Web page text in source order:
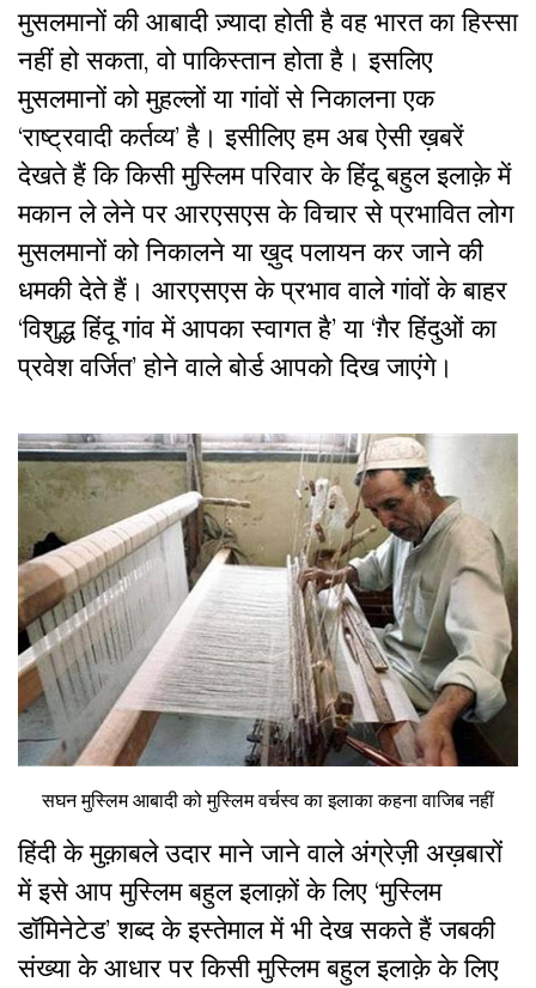
मुसलमानों की आबादी ज़्यादा होती है वह भारत का हिस्सा
नहीं हो सकता, वो पाकिस्तान होता है। इसलिए
मुसलमानों को मुहल्लों या गांवों से निकालना एक
‘राष्ट्रवादी कर्तव्य’ है। इसीलिए हम अब ऐसी ख़बरें
देखते हैं कि किसी मुस्लिम परिवार के हिंदू बहुल इलाक़े में
मकान ले लेने पर आरएसएस के विचार से प्रभावित लोग
मुसलमानों को निकालने या ख़ुद पलायन कर जाने की
धमकी देते हैं। आरएसएस के प्रभाव वाले गांवों के बाहर
‘विशुद्ध हिंदू गांव में आपका स्वागत है’ या ‘ग़ैर हिंदुओं का
प्रवेश वर्जित’ होने वाले बोर्ड आपको दिख जाएंगे।
सघन मुस्लिम आबादी को मुस्लिम वर्चस्व का इलाका कहना वाजिब नहीं
हिंदी के मुक़ाबले उदार माने जाने वाले अंग्रेज़ी अख़बारों
में इसे आप मुस्लिम बहुल इलाक़ों के लिए ‘मुस्लिम
डॉमिनेटेड’ शब्द के इस्तेमाल में भी देख सकते हैं जबकी
संख्या के आधार पर किसी मुस्लिम बहुल इलाक़े के लिए